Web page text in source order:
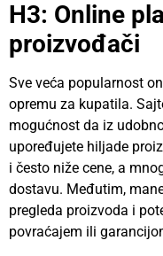
H3: Online
proizvođači
Sve veća popularnost
opremu za kupatila.
mogućnost da iz
upoređujete hiljade
i često niže cene, a
dostavu. Međutim,
pregleda proizvoda i
povraćajem ili